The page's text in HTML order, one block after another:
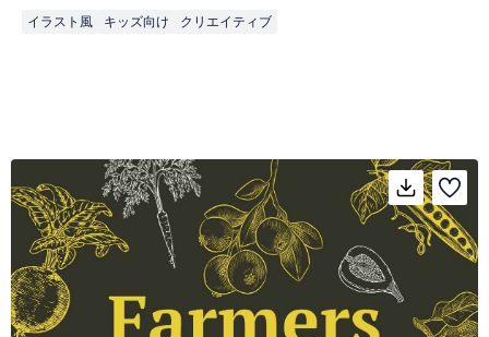
イラスト風 キッズ向け クリエイティブ